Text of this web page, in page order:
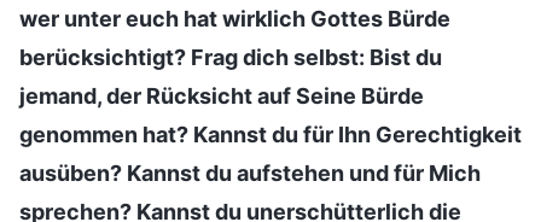
wer unter euch hat wirklich Gottes Bürde
berücksichtigt? Frag dich selbst: Bist du
jemand, der Rücksicht auf Seine Bürde
genommen hat? Kannst du für Ihn Gerechtigkeit
ausüben? Kannst du aufstehen und für Mich
sprechen? Kannst du unerschütterlich die